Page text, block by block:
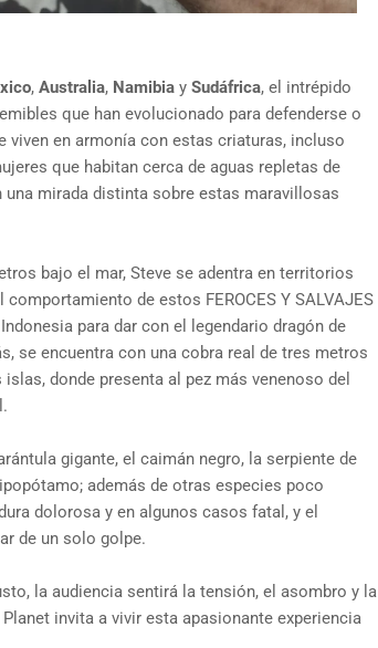
, Australia, Namibiay Sudáfrica, el intrépido
que han evolucionado para defenderse o
viven en armonía con estas criaturas, incluso
que habitan cerca de aguas repletas de
mirada distinta sobre estas maravillosas
bajo el mar, Steve se adentra en territorios
de estos FEROCES Y SALVAJES
para dar con el legendario dragón de
se encuentra con una cobra real de tres metros
donde presenta al pez más venenoso del
gigante, el caimán negro, la serpiente de
además de otras especies poco
dolorosa y en algunos casos fatal, y el
de un solo golpe.
la audiencia sentirá la tensión, el asombro y la
invita a vivir esta apasionante experiencia